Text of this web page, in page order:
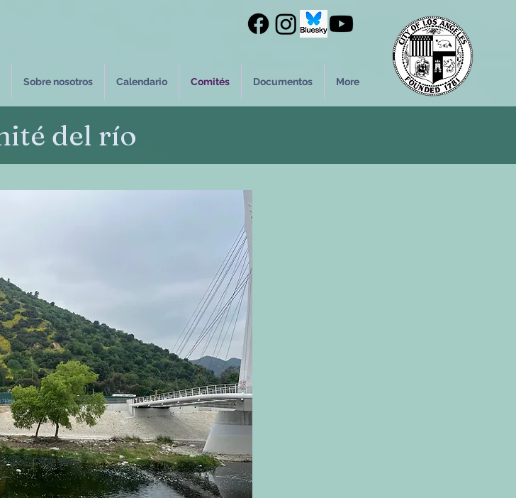
Sobre nosotros Calendario Comités Documentos More
del río